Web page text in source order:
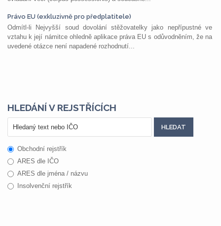
Právo EU (exkluzivně pro předplatitele)
Odmítl-li Nejvyšší soud dovolání stěžovatelky jako nepřípustné ve
vztahu k její námitce ohledně aplikace práva EU s odůvodněním, že na
uvedené otázce není napadené rozhodnutí...
HLEDÁNÍ V REJSTŘÍCÍCH
Obchodní rejstřík
ARES dle IČO
ARES dle jména / názvu
Insolvenční rejstřík